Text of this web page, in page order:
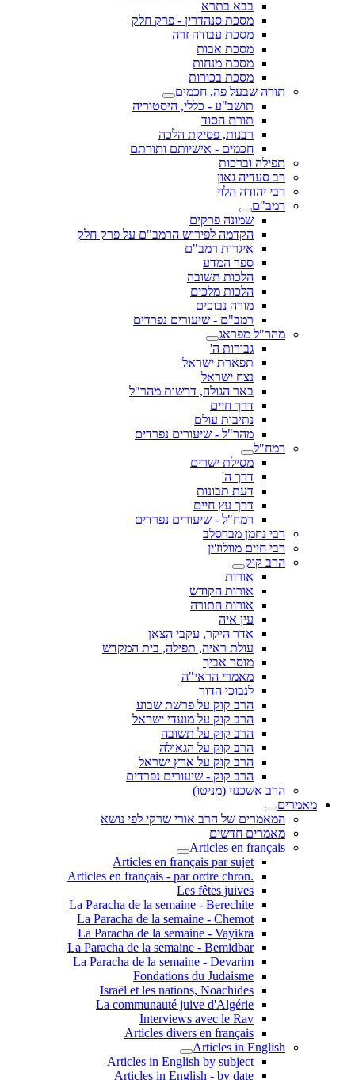
בבא בתרא
מסכת סנהדרין - פרק חלק
מסכת עבודה זרה
מסכת אבות
מסכת מנחות
מסכת בכורות
תורה שבעל פה, חכמים
תושב"ע - כללי, היסטוריה
תורת הסוד
רבנות, פסיקת הלכה
חכמים - אישיותם ותורתם
תפילה וברכות
רב סעדיה גאון
רבי יהודה הלוי
רמב"ם
שמונה פרקים
הקדמה לפירוש הרמב"ם על פרק חלק
איגרות רמב"ם
ספר המדע
הלכות תשובה
הלכות מלכים
מורה נבוכים
רמב"ם - שיעורים נפרדים
מהר"ל מפראג
גבורות ה'
תפארת ישראל
נצח ישראל
באר הגולה, דרשות מהר"ל
דרך חיים
נתיבות עולם
מהר"ל - שיעורים נפרדים
רמח"ל
מסילת ישרים
דרך ה'
דעת תבונות
דרך עץ חיים
רמח"ל - שיעורים נפרדים
רבי נחמן מברסלב
רבי חיים מוולוז'ין
הרב קוק
אורות
אורות הקודש
אורות התורה
עין איה
אדר היקר, עקבי הצאן
עולת ראיה, תפילה, בית המקדש
מוסר אביך
מאמרי הראי"ה
לנבוכי הדור
הרב קוק על פרשת שבוע
הרב קוק על מועדי ישראל
הרב קוק על תשובה
הרב קוק על הגאולה
הרב קוק על ארץ ישראל
הרב קוק - שיעורים נפרדים
הרב אשכנזי (מניטו)
מאמרים
המאמרים של הרב אורי שרקי לפי נושא
מאמרים חדשים
Articles en français
Articles en français par sujet
.Articles en français - par ordre chron
Les fêtes juives
La Paracha de la semaine - Berechite
La Paracha de la semaine - Chemot
La Paracha de la semaine - Vayikra
La Paracha de la semaine - Bemidbar
La Paracha de la semaine - Devarim
Fondations du Judaisme
Israël et les nations, Noachides
La communauté juive d'Algérie
Interviews avec le Rav
Articles divers en français
Articles in English
Articles in English by subject
Articles in English - by date